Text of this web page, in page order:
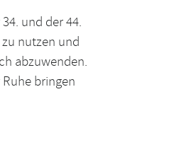
und der 44.
nutzen und
abzuwenden.
bringen